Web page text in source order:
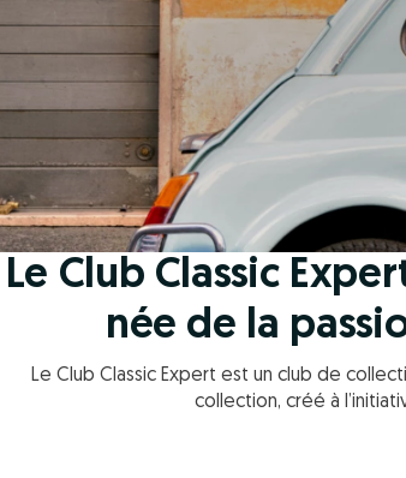
Le Club Classic
née de la
Le Club Classic Expert est un club de
collection, créé à